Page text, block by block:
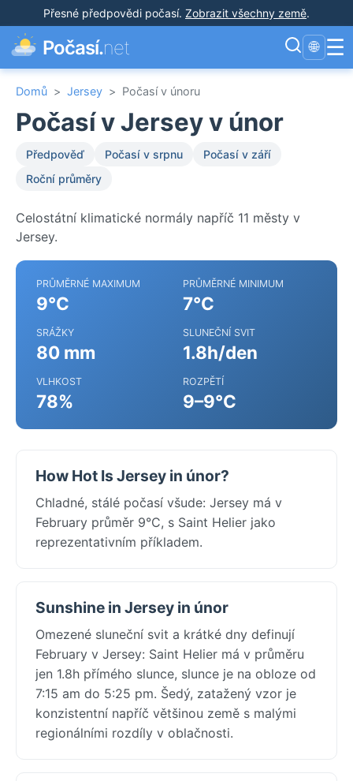
Přesné předpovědi počasí. Zobrazit všechny země.
Počasí.net 🌐 ☰
Domů > Jersey > Počasí v únoru
Počasí v Jersey v únor
Předpověď Počasí v srpnu
Počasí v září
Roční průměry
Celostátní klimatické normály napříč 11 městy v
Jersey.
PRŮMĚRNÉ MAXIMUM
9°C
PRŮMĚRNÉ MINIMUM
7°C
SRÁŽKY
80 mm
SLUNEČNÍ SVIT
1.8h/den
VLHKOST
78%
ROZPĚTÍ
9–9°C
How Hot Is Jersey in únor?
Chladné, stálé počasí všude: Jersey má v
February průměr 9°C, s Saint Helier jako
reprezentativním příkladem.
Sunshine in Jersey in únor
Omezené sluneční svit a krátké dny definují
February v Jersey: Saint Helier má v průměru
jen 1.8h přímého slunce, slunce je na obloze od
7:15 am do 5:25 pm. Šedý, zatažený vzor je
konzistentní napříč většinou země s malými
regionálními rozdíly v oblačnosti.